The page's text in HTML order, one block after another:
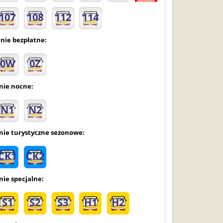
108 112 114
bezpłatne:
0W 0Z
nocne:
N1 N2
turystyczne sezonowe:
CK2
specjalne:
S1 S2 S3 H1 H2